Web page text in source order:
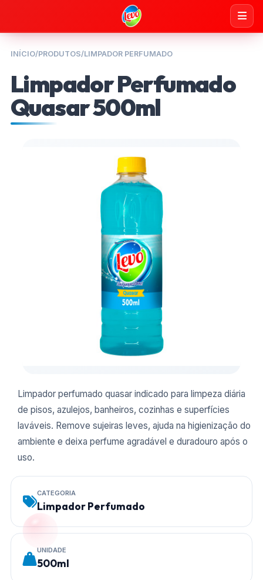
INÍCIO/PRODUTOS/LIMPADOR PERFUMADO
Limpador Perfumado
Quasar 500ml
Limpador perfumado quasar indicado para limpeza diária
de pisos, azulejos, banheiros, cozinhas e superfícies
laváveis. Remove sujeiras leves, ajuda na higienização do
ambiente e deixa perfume agradável e duradouro após o
uso.
CATEGORIA
Limpador Perfumado
UNIDADE
500ml